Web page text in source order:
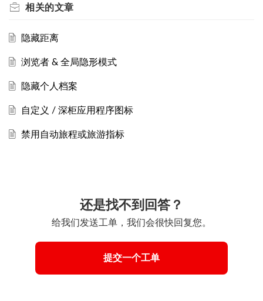
相关的文章
隐藏距离
浏览者 & 全局隐形模式
隐藏个人档案
自定义 / 深柜应用程序图标
禁用自动旅程或旅游指标
还是找不到回答？
给我们发送工单，我们会很快回复您。
提交一个工单